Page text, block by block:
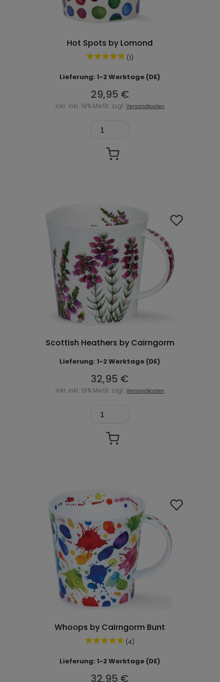
Hot Spots by Lomond
(1)
Lieferung: 1-2 Werktage (DE)
29,95 €
inkl. inkl. 19% MwSt. zzgl. Versandkosten
Scottish Heathers by Cairngorm
Lieferung: 1-2 Werktage (DE)
32,95 €
inkl. inkl. 19% MwSt. zzgl. Versandkosten
Whoops by Cairngorm Bunt
(4)
Lieferung: 1-2 Werktage (DE)
32,95 €